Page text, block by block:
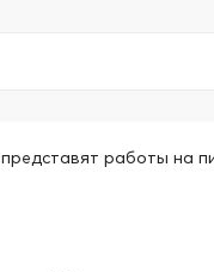
работы на